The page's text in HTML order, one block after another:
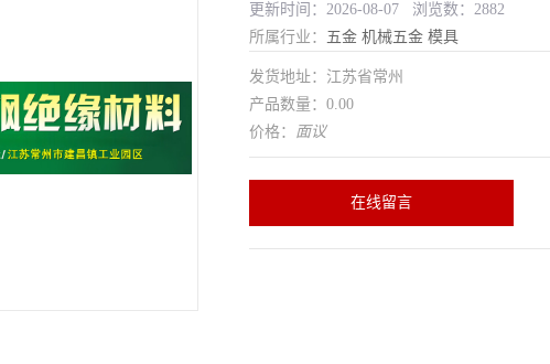
更新时间：2026-08-07 浏览数：2882
所属行业： 五金 机械五金 模具
发货地址：江苏省常州
产品数量：0.00
价格： 面议
在线留言